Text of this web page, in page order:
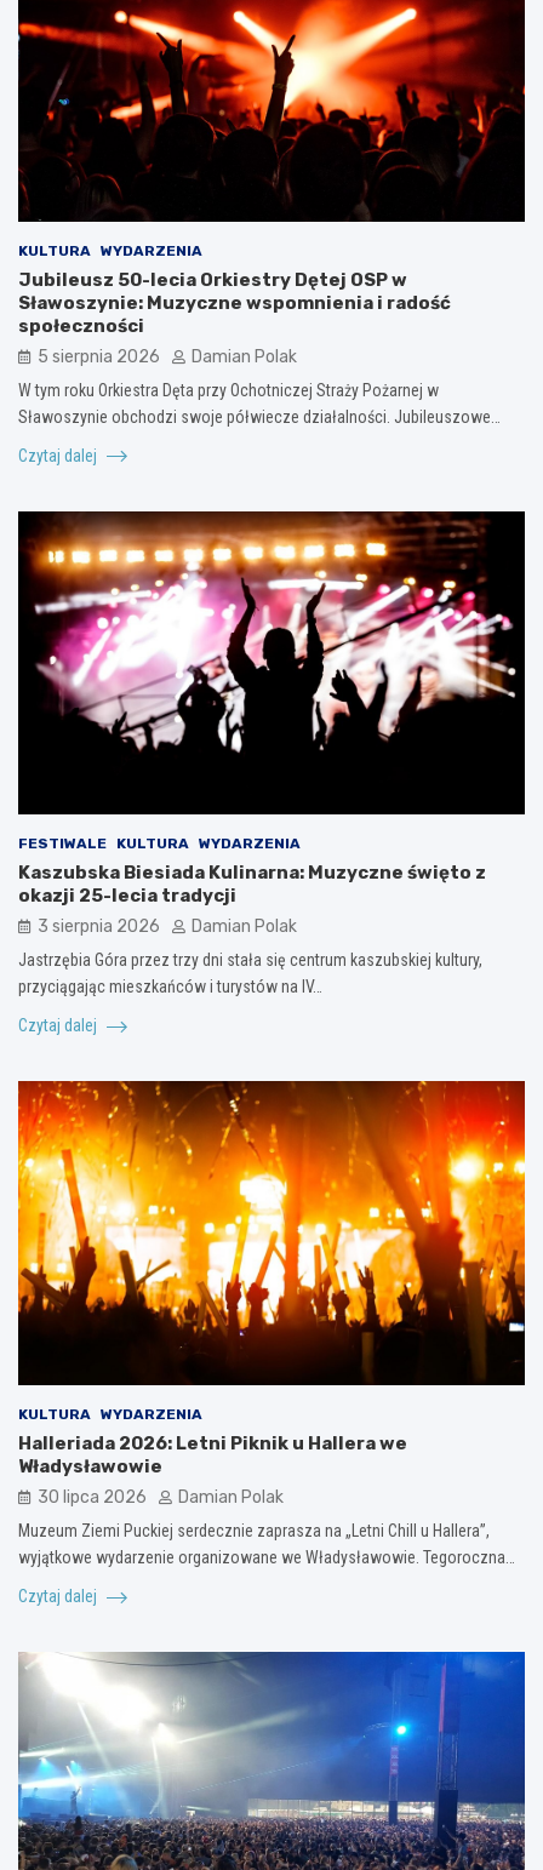
KULTURA WYDARZENIA
Jubileusz 50-lecia Orkiestry Dętej OSP w
Sławoszynie: Muzyczne wspomnienia i radość
społeczności
5 sierpnia 2026 Damian Polak
W tym roku Orkiestra Dęta przy Ochotniczej Straży Pożarnej w
Sławoszynie obchodzi swoje półwiecze działalności. Jubileuszowe…
Czytaj dalej
FESTIWALE KULTURA WYDARZENIA
Kaszubska Biesiada Kulinarna: Muzyczne święto z
okazji 25-lecia tradycji
3 sierpnia 2026 Damian Polak
Jastrzębia Góra przez trzy dni stała się centrum kaszubskiej kultury,
przyciągając mieszkańców i turystów na IV…
Czytaj dalej
KULTURA WYDARZENIA
Halleriada 2026: Letni Piknik u Hallera we
Władysławowie
30 lipca 2026 Damian Polak
Muzeum Ziemi Puckiej serdecznie zaprasza na „Letni Chill u Hallera”,
wyjątkowe wydarzenie organizowane we Władysławowie. Tegoroczna…
Czytaj dalej